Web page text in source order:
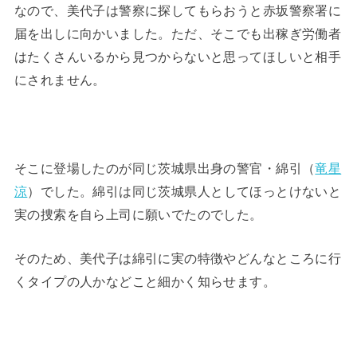
なので、美代子は警察に探してもらおうと赤坂警察署に
届を出しに向かいました。ただ、そこでも出稼ぎ労働者
はたくさんいるから見つからないと思ってほしいと相手
にされません。
そこに登場したのが同じ茨城県出身の警官・綿引（竜星
涼）でした。綿引は同じ茨城県人としてほっとけないと
実の捜索を自ら上司に願いでたのでした。
そのため、美代子は綿引に実の特徴やどんなところに行
くタイプの人かなどこと細かく知らせます。